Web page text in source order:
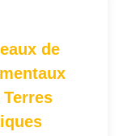
de